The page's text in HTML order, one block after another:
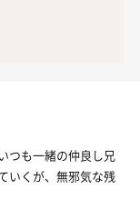
つも一緒の仲良し兄
いくが、無邪気な残